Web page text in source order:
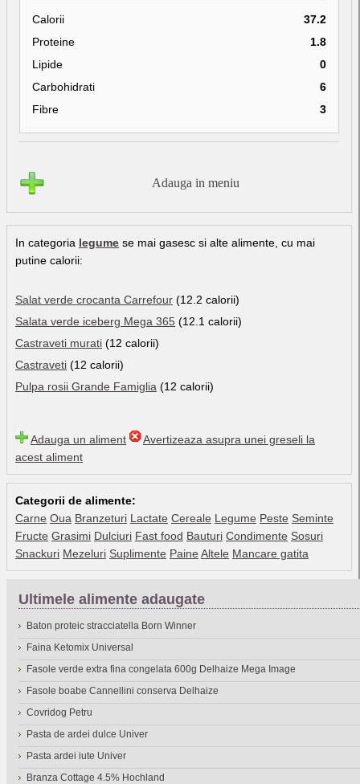
Calorii
37.2
Proteine
1.8
Lipide
0
Carbohidrati
6
Fibre
3
Adauga in meniu
In categoria legume se mai gasesc si alte alimente, cu mai
putine calorii:
Salat verde crocanta Carrefour (12.2 calorii)
Salata verde iceberg Mega 365 (12.1 calorii)
Castraveti murati (12 calorii)
Castraveti (12 calorii)
Pulpa rosii Grande Famiglia (12 calorii)
Adauga un aliment
Avertizeaza asupra unei greseli la
acest aliment
Categorii de alimente:
Carne Oua Branzeturi Lactate Cereale Legume Peste Seminte
Fructe Grasimi Dulciuri Fast food Bauturi Condimente Sosuri
Snackuri Mezeluri Suplimente Paine Altele Mancare gatita
Ultimele alimente adaugate
Baton proteic stracciatella Born Winner
Faina Ketomix Universal
Fasole verde extra fina congelata 600g Delhaize Mega Image
Fasole boabe Cannellini conserva Delhaize
Covridog Petru
Pasta de ardei dulce Univer
Pasta ardei iute Univer
Branza Cottage 4.5% Hochland